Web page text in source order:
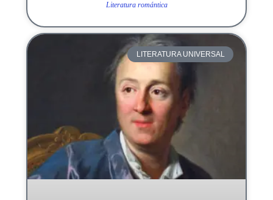
Literatura romántica
LITERATURA UNIVERSAL